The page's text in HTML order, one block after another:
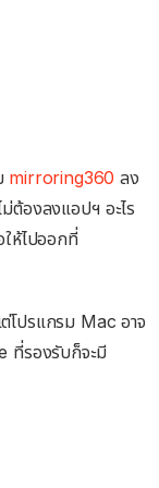
mirroring360 ลง
ต้องลงแอปฯ อะไร
ให้ไปออกที่
โปรแกรม Mac อาจ
ที่รองรับก็จะมี